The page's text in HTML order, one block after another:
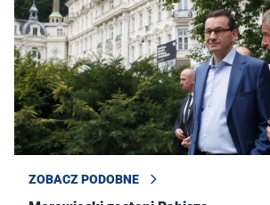
ZOBACZ PODOBNE